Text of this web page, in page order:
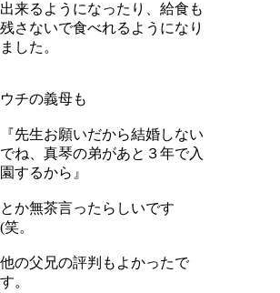
出来るようになったり、給食も
残さないで食べれるようになり
ました。
ウチの義母も
『先生お願いだから結婚しない
でね、真琴の弟があと３年で入
園するから』
とか無茶言ったらしいです
(笑。
他の父兄の評判もよかったで
す。